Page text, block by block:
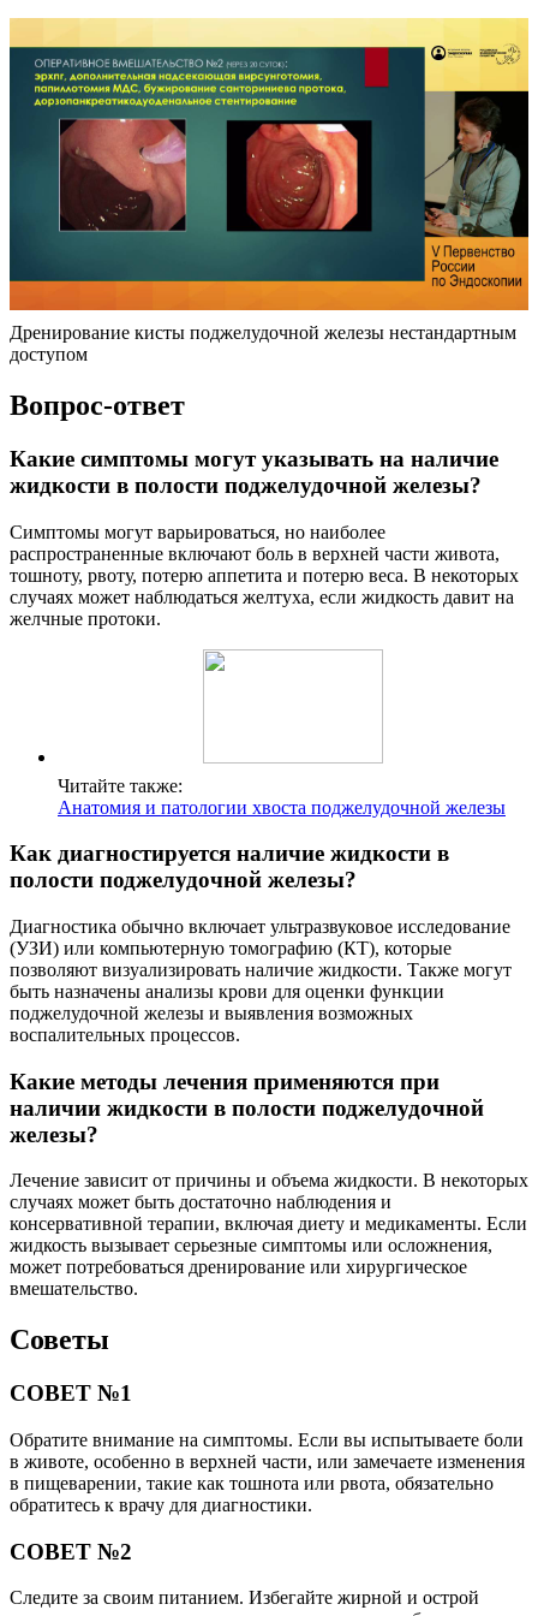
Дренирование кисты поджелудочной железы нестандартным
доступом
Вопрос-ответ
Какие симптомы могут указывать на наличие
жидкости в полости поджелудочной железы?
Симптомы могут варьироваться, но наиболее
распространенные включают боль в верхней части живота,
тошноту, рвоту, потерю аппетита и потерю веса. В некоторых
случаях может наблюдаться желтуха, если жидкость давит на
желчные протоки.
Читайте также:
Анатомия и патологии хвоста поджелудочной железы
Как диагностируется наличие жидкости в
полости поджелудочной железы?
Диагностика обычно включает ультразвуковое исследование
(УЗИ) или компьютерную томографию (КТ), которые
позволяют визуализировать наличие жидкости. Также могут
быть назначены анализы крови для оценки функции
поджелудочной железы и выявления возможных
воспалительных процессов.
Какие методы лечения применяются при
наличии жидкости в полости поджелудочной
железы?
Лечение зависит от причины и объема жидкости. В некоторых
случаях может быть достаточно наблюдения и
консервативной терапии, включая диету и медикаменты. Если
жидкость вызывает серьезные симптомы или осложнения,
может потребоваться дренирование или хирургическое
вмешательство.
Советы
СОВЕТ №1
Обратите внимание на симптомы. Если вы испытываете боли
в животе, особенно в верхней части, или замечаете изменения
в пищеварении, такие как тошнота или рвота, обязательно
обратитесь к врачу для диагностики.
СОВЕТ №2
Следите за своим питанием. Избегайте жирной и острой